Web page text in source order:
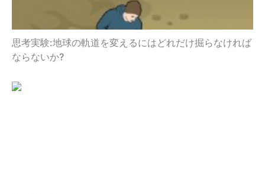
思考実験:地球の軌道を変えるにはどれだけ掘らなければ
ならないか?